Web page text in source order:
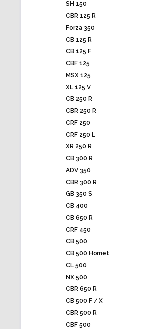
SH 150
CBR 125 R
Forza 350
CB 125 R
CB 125 F
CBF 125
MSX 125
XL 125 V
CB 250 R
CBR 250 R
CRF 250
CRF 250 L
XR 250 R
CB 300 R
ADV 350
CBR 300 R
GB 350 S
CB 400
CB 650 R
CRF 450
CB 500
CB 500 Hornet
CL 500
NX 500
CBR 650 R
CB 500 F / X
CBR 500 R
CBF 500